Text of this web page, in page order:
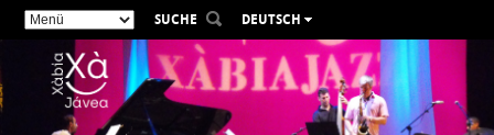
SUCHE
DEUTSCH
ESPAÑOL
VALENCIÀ